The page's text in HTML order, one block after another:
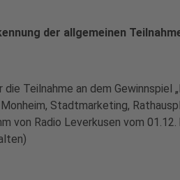
der allgemeinen
Teilnahme an dem Gewinnspiel
Stadtmarketing,
von Radio Leverkusen vom